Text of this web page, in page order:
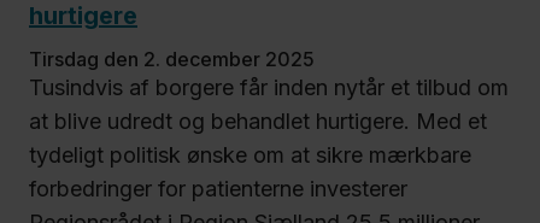
hurtigere
tirsdag den 2. december 2025
Tusindvis af borgere får inden nytår et tilbud om
at blive udredt og behandlet hurtigere. Med et
tydeligt politisk ønske om at sikre mærkbare
forbedringer for patienterne investerer